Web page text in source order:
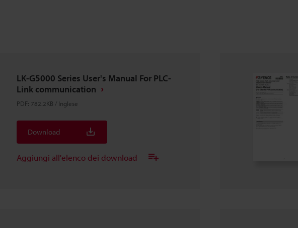
LK-G5000 Series User's Manual For PLC-
Link communication
PDF: 782.2KB / Inglese
Download
Aggiungi all'elenco dei download